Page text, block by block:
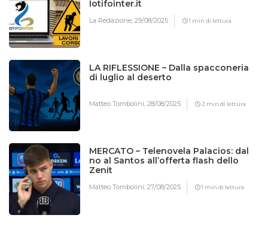
Iotifointer.it
La Redazione,29/08/2025 1 min di lettura
LA RIFLESSIONE – Dalla spacconeria
di luglio al deserto
Matteo Tombolini,28/08/2025 2 min di lettura
MERCATO – Telenovela Palacios: dal
no al Santos all’offerta flash dello
Zenit
Matteo Tombolini,27/08/2025 1 min di lettura